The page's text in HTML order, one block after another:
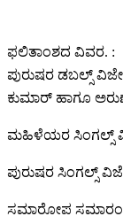
ಫಲಿತಾಂಶದ ವಿವರ. :
ಪುರುಷರ ಡಬಲ್ಸ್
ಕುಮಾರ್ ಹಾಗೂ ಅರುಣ್
ಮಹಿಳೆಯರ ಸಿಂಗಲ್ಸ್
ಪುರುಷರ ಸಿಂಗಲ್ಸ್
ಸಮಾರೋಪ